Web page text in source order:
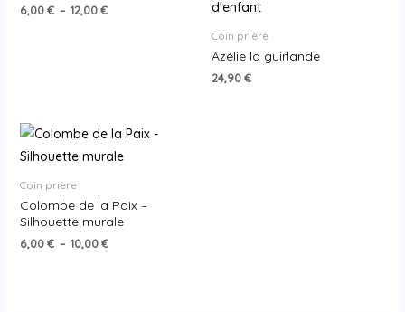
6,00€ – 12,00€
Coin prière
Azélie la guirlande
24,90€
Coin prière
Colombe de la Paix –
Silhouette murale
6,00€ – 10,00€